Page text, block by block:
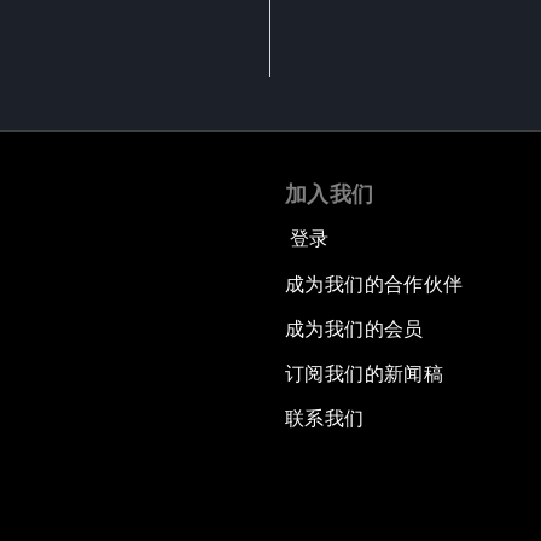
加入我们
登录
成为我们的合作伙伴
成为我们的会员
订阅我们的新闻稿
联系我们